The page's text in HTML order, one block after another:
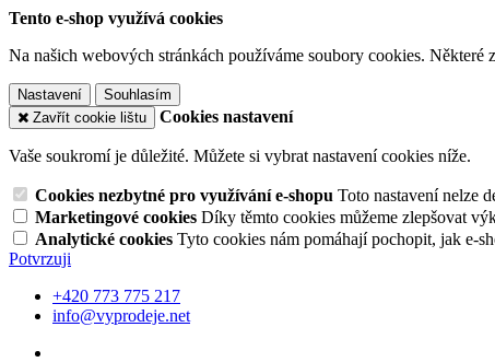
Tento e-shop využívá cookies
Na našich webových stránkách používáme soubory cookies.
Nastavení
Souhlasím
Zavřít cookie lištu
Cookies nastavení
Vaše soukromí je důležité. Můžete si vybrat nastavení cookies níže.
Cookies nezbytné pro využívání e-shopu Toto nastavení nelze
Marketingové cookies Díky těmto cookies můžeme zlepšovat
Analytické cookies Tyto cookies nám pomáhají pochopit, jak e-
Potvrzuji
+420 773 775 217
info@vyprodeje.net